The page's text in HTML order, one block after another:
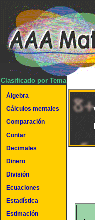
Clasificado por Tema
Álgebra
Cálculos mentales
Comparación
Contar
Decimales
Dinero
División
Ecuaciones
Estadística
Estimación